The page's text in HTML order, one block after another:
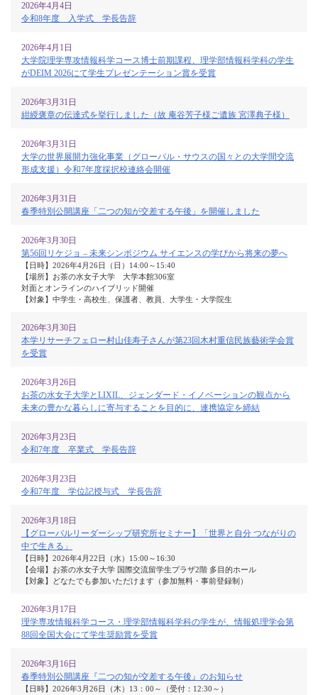
2026年4月4日
令和8年度 入学式 学長告辞
2026年4月1日
大学院理学専攻情報科学コース博士前期課程、理学部情報科学科の学生
がDEIM 2026にて学生プレゼンテーション賞を受賞
2026年3月31日
紺綬褒章の伝達式を挙行しました（故 庵谷芳子様ご遺族 宮澤典子様）
2026年3月31日
大学の世界展開力強化事業（グローバル・サウスの国々との大学間交流
形成支援）令和7年度採択校連絡会開催
2026年3月31日
春季特別公開講座「二つの知が交差する午後」を開催しました
2026年3月30日
第56回リケジョ – 未来シンポジウム サイエンスの学びから将来の夢へ
【日時】2026年4月26日（日）14:00～15:40
【場所】お茶の水女子大学 大学本館306室
対面とオンラインのハイブリッド開催
【対象】中学生・高校生、保護者、教員、大学生・大学院生
2026年3月30日
本学リサーチフェロー村山佳寿子さんが第23回木村重信民族藝術学会賞
を受賞
2026年3月26日
お茶の水女子大学とLIXIL、ジェンダード・イノベーションの観点から
未来の豊かな暮らしに寄与することを目的に、連携協定を締結
2026年3月23日
令和7年度 卒業式 学長告辞
2026年3月23日
令和7年度 学位記授与式 学長告辞
2026年3月18日
【グローバルリーダーシップ研究所セミナー】「世界と自分 つながりの
中で生きる」
【日時】2026年4月22日（水）15:00～16:30
【会場】お茶の水女子大学 国際交流留学生プラザ2階 多目的ホール
【対象】どなたでも参加いただけます（参加無料・事前登録制）
2026年3月17日
理学専攻情報科学コース・理学部情報科学科の学生が、情報処理学会第
88回全国大会にて学生奨励賞を受賞
2026年3月16日
春季特別公開講座『二つの知が交差する午後』のお知らせ
【日時】2026年3月26日（木）13：00～（受付：12:30～）